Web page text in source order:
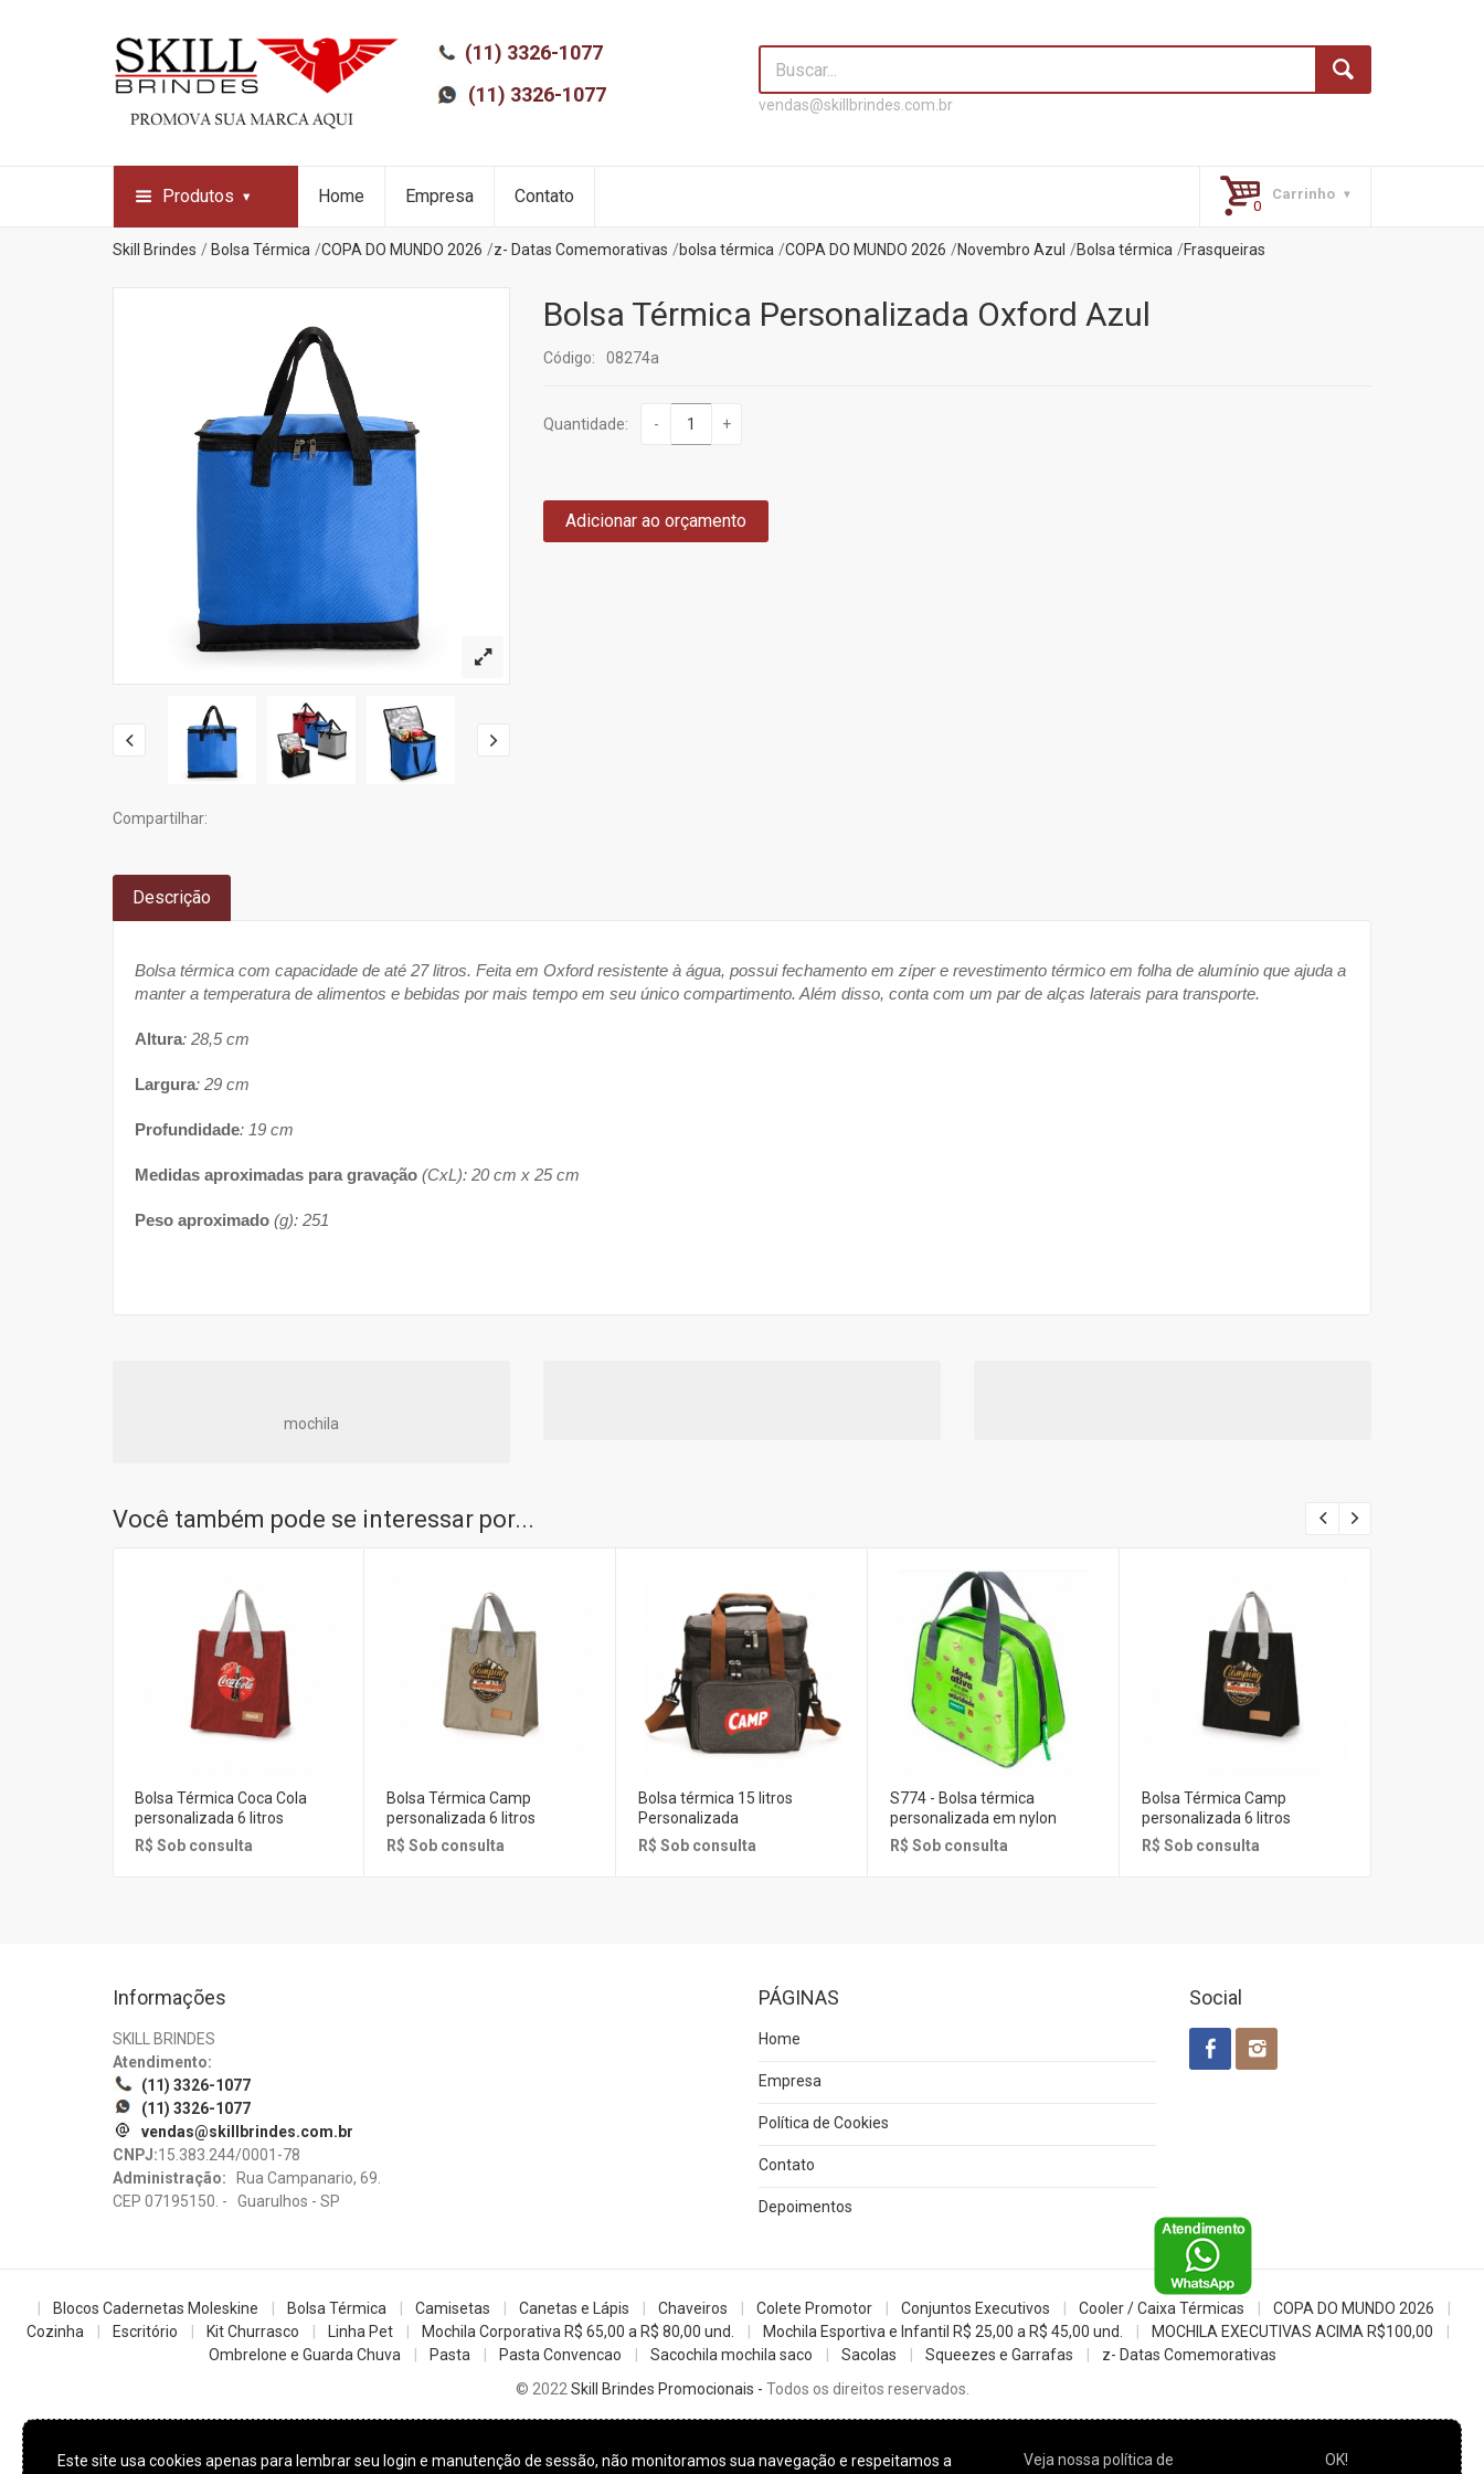
(11) 3326-1077
(11) 3326-1077
vendas@skillbrindes.com.br
Produtos Home Empresa Contato Carrinho
Skill Brindes Bolsa Térmica COPA DO MUNDO 2026 z- Datas Comemorativas bolsa térmica COPA DO MUNDO 2026 Novembro Azul Bolsa térmica Frasqueiras
Compartilhar:
Bolsa Térmica Personalizada Oxford Azul
Código: 08274a
Quantidade: - +
Adicionar ao orçamento
Descrição
Bolsa térmica com capacidade de até 27 litros. Feita em Oxford resistente à água, possui fechamento em zíper e revestimento térmico em folha de alumínio que ajuda a
manter a temperatura de alimentos e bebidas por mais tempo em seu único compartimento. Além disso, conta com um par de alças laterais para transporte.
Altura: 28,5 cm
Largura: 29 cm
Profundidade: 19 cm
Medidas aproximadas para gravação (CxL): 20 cm x 25 cm
Peso aproximado (g): 251
mochila
Você também pode se interessar por...
Bolsa Térmica Coca Cola
personalizada 6 litros
R$ Sob consulta
Bolsa Térmica Camp
personalizada 6 litros
R$ Sob consulta
Bolsa térmica 15 litros
Personalizada
R$ Sob consulta
S774 - Bolsa térmica
personalizada em nylon
R$ Sob consulta
Bolsa Térmica Camp
personalizada 6 litros
R$ Sob consulta
Informações
SKILL BRINDES
Atendimento:
(11) 3326-1077
(11) 3326-1077
vendas@skillbrindes.com.br
CNPJ:15.383.244/0001-78
Administração: Rua Campanario, 69.
CEP 07195150. - Guarulhos - SP
PÁGINAS
Home
Empresa
Política de Cookies
Contato
Depoimentos
Social
Blocos Cadernetas Moleskine Bolsa Térmica Camisetas Canetas e Lápis Chaveiros Colete Promotor Conjuntos Executivos Cooler / Caixa Térmicas
COPA DO MUNDO 2026
Cozinha
Escritório Kit Churrasco Linha Pet Mochila Corporativa R$ 65,00 a R$ 80,00 und. Mochila Esportiva e Infantil R$ 25,00 a R$ 45,00 und.
MOCHILA EXECUTIVAS ACIMA R$100,00
Ombrelone e Guarda Chuva
Pasta Pasta Convencao Sacochila mochila saco Sacolas Squeezes e Garrafas
z- Datas Comemorativas
© 2022 Skill Brindes Promocionais - Todos os direitos reservados.
Este site usa cookies apenas para lembrar seu login e manutenção de sessão, não monitoramos sua navegação e respeitamos a Veja nossa política de OK!